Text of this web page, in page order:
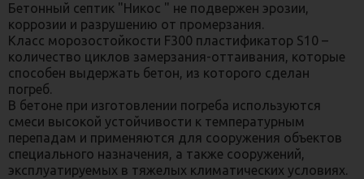
Бетонный септик "Никос " не подвержен эрозии,
коррозии и разрушению от промерзания.
Класс морозостойкости F300 пластификатор S10 –
количество циклов замерзания-оттаивания, которые
способен выдержать бетон, из которого сделан
погреб.
В бетоне при изготовлении погреба используются
смеси высокой устойчивости к температурным
перепадам и применяются для сооружения объектов
специального назначения, а также сооружений,
эксплуатируемых в тяжелых климатических условиях.